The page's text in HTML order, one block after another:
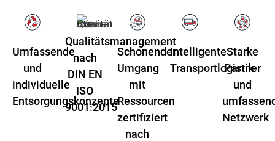
Umfassende
und
individuelle
Entsorgungskonzepte
Qualitätsmanagement
nach
DIN EN
ISO
9001:2015
Schonender
Umgang
mit
Ressourcen
zertifiziert
nach
Intelligente
Transportlogistik​
Starke
Partner
und
Netzwerk